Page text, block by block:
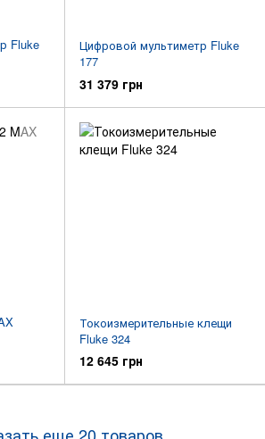
Fluke
Цифровой мультиметр Fluke
177
31 379 грн
Токоизмерительные клещи
Fluke 324
12 645 грн